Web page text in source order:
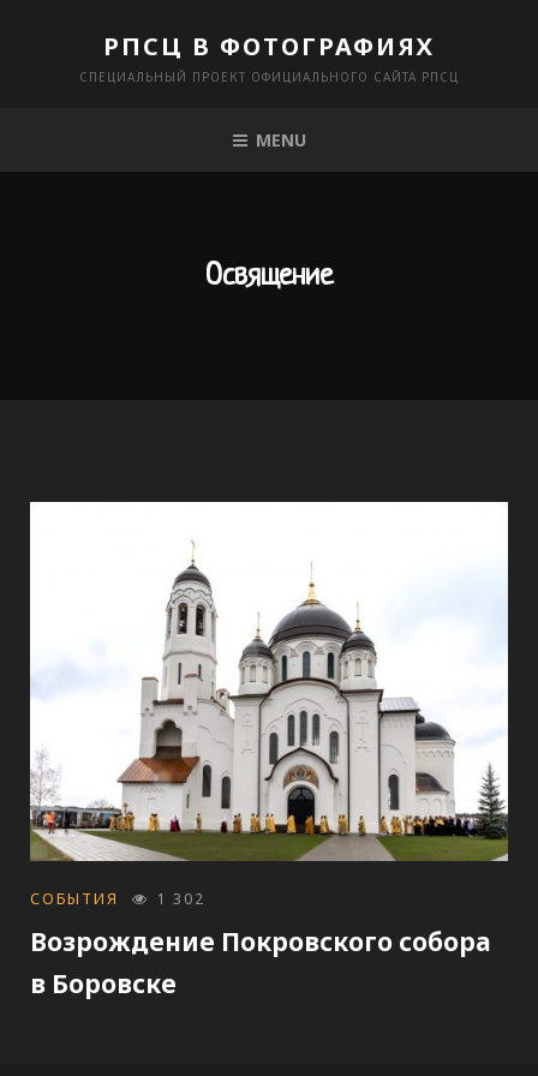
РПСЦ В ФОТОГРАФИЯХ
СПЕЦИАЛЬНЫЙ ПРОЕКТ ОФИЦИАЛЬНОГО САЙТА РПСЦ
MENU
Освящение
CATEGORIES
СОБЫТИЯ 1 302
Возрождение Покровского собора
в Боровске